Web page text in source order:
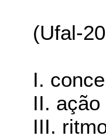
(Ufal-
I.
II. ação
III.